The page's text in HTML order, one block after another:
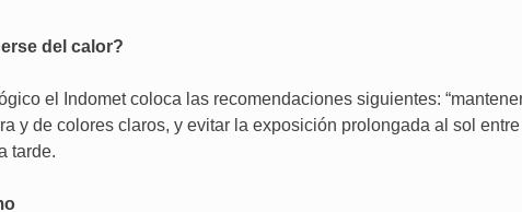
del calor?
el Indomet coloca las recomendaciones siguientes:
y de colores claros, y evitar la exposición prolongada al sol
tarde.